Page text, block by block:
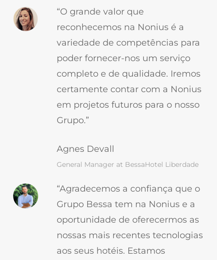
“O grande valor que
reconhecemos na Nonius é a
variedade de competências para
poder fornecer-nos um serviço
completo e de qualidade. Iremos
certamente contar com a Nonius
em projetos futuros para o nosso
Grupo.”
Agnes Devall
General Manager at BessaHotel Liberdade
“Agradecemos a confiança que o
Grupo Bessa tem na Nonius e a
oportunidade de oferecermos as
nossas mais recentes tecnologias
aos seus hotéis. Estamos